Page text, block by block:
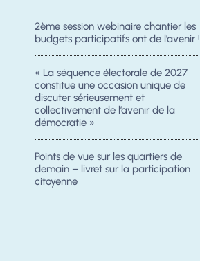
2ème session webinaire chantier les
budgets participatifs ont de l’avenir !
« La séquence électorale de 2027
constitue une occasion unique de
discuter sérieusement et
collectivement de l’avenir de la
démocratie »
Points de vue sur les quartiers de
demain – livret sur la participation
citoyenne